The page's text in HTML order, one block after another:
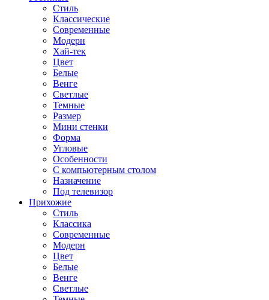
Стиль
Классические
Современные
Модерн
Хай-тек
Цвет
Белые
Венге
Светлые
Темные
Размер
Мини стенки
Форма
Угловые
Особенности
С компьютерным столом
Назначение
Под телевизор
Прихожие
Стиль
Классика
Современные
Модерн
Цвет
Белые
Венге
Светлые